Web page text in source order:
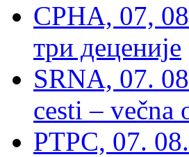
СРНА, 07,
три деценије
SRNA, 07.
cesti – večna
РТРС, 07.